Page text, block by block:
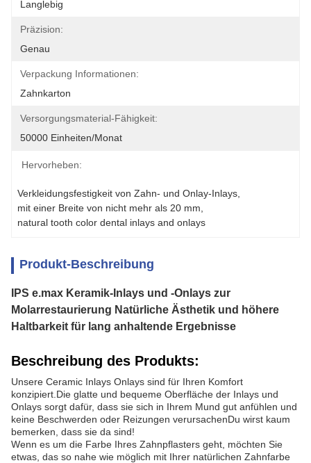
Langlebig
Präzision:
Genau
Verpackung Informationen:
Zahnkarton
Versorgungsmaterial-Fähigkeit:
50000 Einheiten/Monat
Hervorheben:
Verkleidungsfestigkeit von Zahn- und Onlay-Inlays
mit einer Breite von nicht mehr als 20 mm
natural tooth color dental inlays and onlays
Produkt-Beschreibung
IPS e.max Keramik-Inlays und -Onlays zur
Molarrestaurierung Natürliche Ästhetik und höhere
Haltbarkeit für lang anhaltende Ergebnisse
Beschreibung des Produkts:
Unsere Ceramic Inlays Onlays sind für Ihren Komfort
konzipiert.Die glatte und bequeme Oberfläche der Inlays und
Onlays sorgt dafür, dass sie sich in Ihrem Mund gut anfühlen und
keine Beschwerden oder Reizungen verursachenDu wirst kaum
bemerken, dass sie da sind!
Wenn es um die Farbe Ihres Zahnpflasters geht, möchten Sie
etwas, das so nahe wie möglich mit Ihrer natürlichen Zahnfarbe